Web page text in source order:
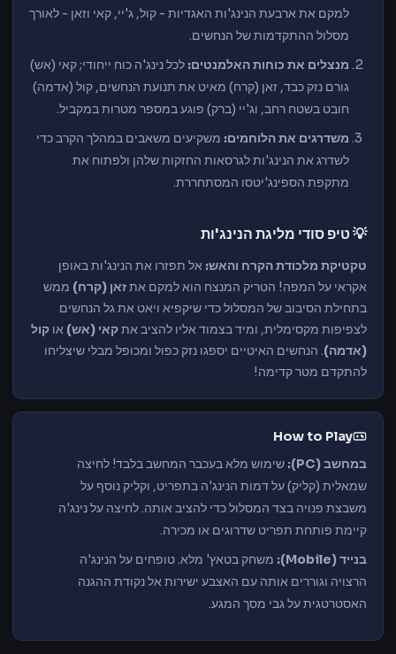
למקם את ארבעת הנינג'ות האגדיות - קול, ג'יי, קאי וזאן - לאורך
מסלול ההתקדמות של הנחשים.
מנצלים את כוחות האלמנטים: לכל נינג'ה כוח ייחודי; קאי (אש)
גורם נזק כבד, זאן (קרח) מאיט את תנועת הנחשים, קול (אדמה)
חובט בשטח רחב, וג'יי (ברק) פוגע במספר מטרות במקביל.
משדרגים את הלוחמים: משקיעים משאבים במהלך הקרב כדי
לשדרג את הנינג'ות לגרסאות החזקות שלהן ולפתוח את
מתקפת הספינג'יטסו המסתחררת.
💡 טיפ סודי מליגת הנינג'ות
טקטיקת מלכודת הקרח והאש: אל תפזרו את הנינג'ות באופן
אקראי על המפה! הטריק המנצח הוא למקם אתזאן (קרח) ממש
בתחילת הסיבוב של המסלול כדי שיקפיא ויאט את גל הנחשים
לצפיפות מקסימלית, ומיד בצמוד אליו להציב אתקאי (אש) או קול
(אדמה). הנחשים האיטיים יספגו נזק כפול ומכופל מבלי שיצליחו
להתקדם מטר קדימה!
How to Play
במחשב (PC):
שימוש מלא בעכבר המחשב בלבד! לחיצה
שמאלית (קליק) על דמות הנינג'ה בתפריט, וקליק נוסף על
משבצת פנויה בצד המסלול כדי להציב אותה. לחיצה על נינג'ה
קיימת פותחת תפריט שדרוגים או מכירה.
בנייד (Mobile):
משחק בטאץ' מלא. טופחים על הנינג'ה
הרצויה וגוררים אותה עם האצבע ישירות אל נקודת ההגנה
האסטרטגית על גבי מסך המגע.